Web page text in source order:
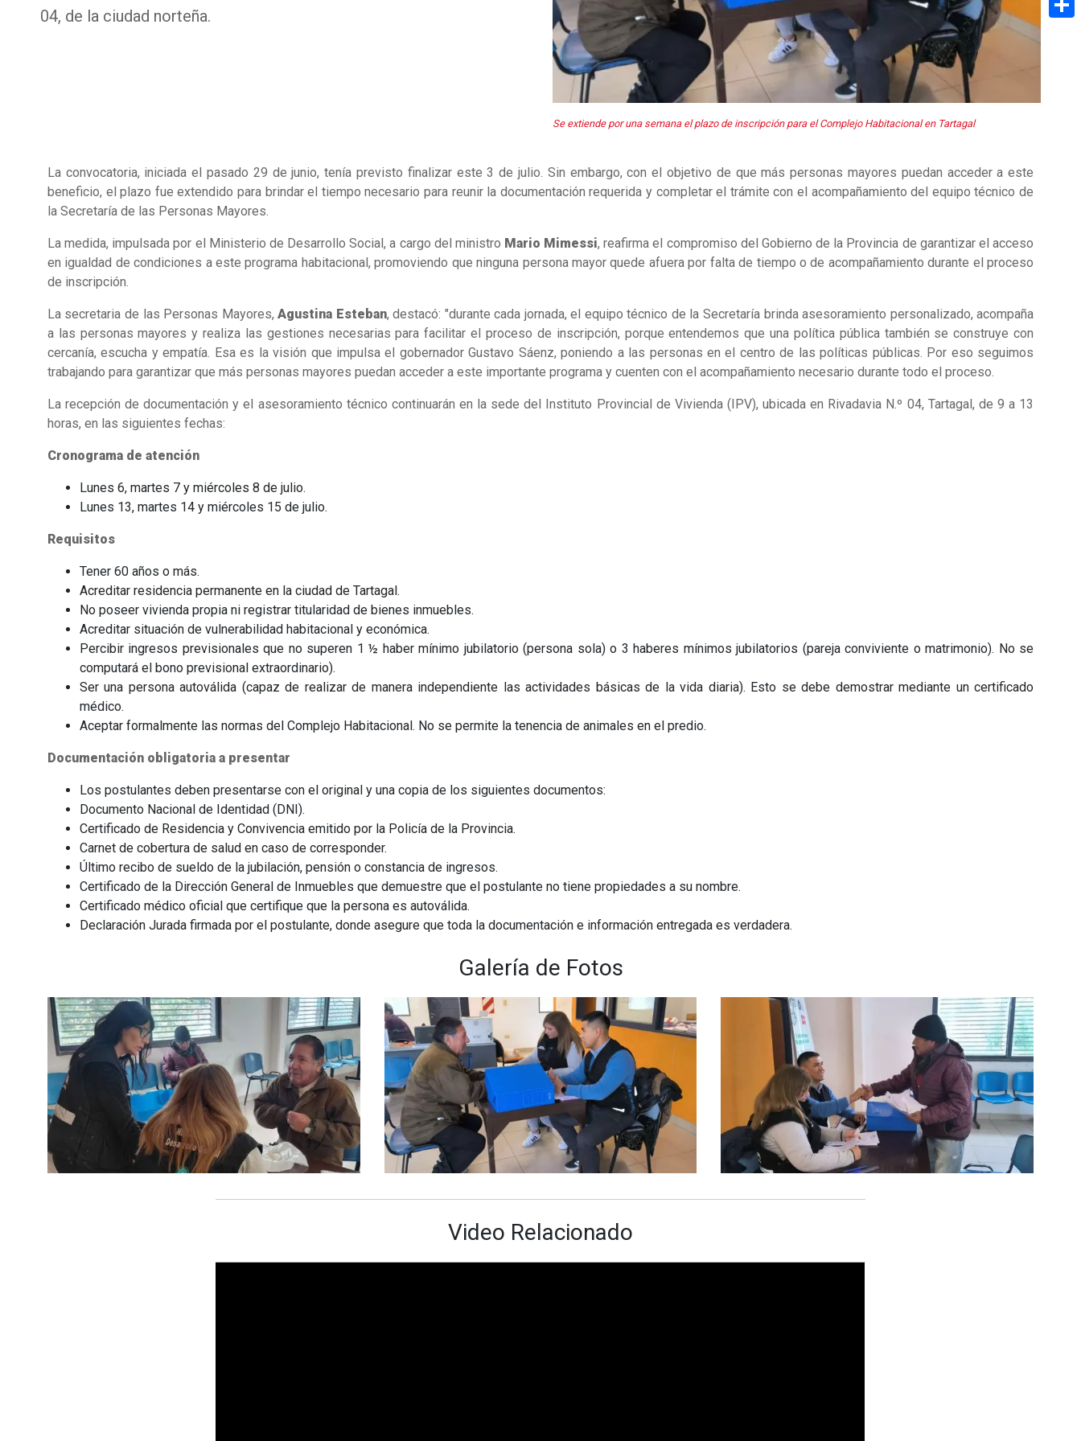
04, de la ciudad norteña.
Se extiende por una semana el plazo de inscripción para el Complejo Habitacional en Tartagal
La convocatoria, iniciada el pasado 29 de junio, tenía previsto finalizar este 3 de julio. Sin embargo, con el objetivo de que más personas mayores puedan acceder a este
beneficio, el plazo fue extendido para brindar el tiempo necesario para reunir la documentación requerida y completar el trámite con el acompañamiento del equipo técnico de
la Secretaría de las Personas Mayores.
La medida, impulsada por el Ministerio de Desarrollo Social, a cargo del ministro Mario Mimessi, reafirma el compromiso del Gobierno de la Provincia de garantizar el acceso
en igualdad de condiciones a este programa habitacional, promoviendo que ninguna persona mayor quede afuera por falta de tiempo o de acompañamiento durante el proceso
de inscripción.
La secretaria de las Personas Mayores,Agustina Esteban, destacó: "durante cada jornada, el equipo técnico de la Secretaría brinda asesoramiento personalizado, acompaña
a las personas mayores y realiza las gestiones necesarias para facilitar el proceso de inscripción, porque entendemos que una política pública también se construye con
cercanía, escucha y empatía. Esa es la visión que impulsa el gobernador Gustavo Sáenz, poniendo a las personas en el centro de las políticas públicas. Por eso seguimos
trabajando para garantizar que más personas mayores puedan acceder a este importante programa y cuenten con el acompañamiento necesario durante todo el proceso.
La recepción de documentación y el asesoramiento técnico continuarán en la sede del Instituto Provincial de Vivienda (IPV), ubicada en Rivadavia N.º 04, Tartagal, de 9 a 13
horas, en las siguientes fechas:
Cronograma de atención
Lunes 6, martes 7 y miércoles 8 de julio.
Lunes 13, martes 14 y miércoles 15 de julio.
Requisitos
Tener 60 años o más.
Acreditar residencia permanente en la ciudad de Tartagal.
No poseer vivienda propia ni registrar titularidad de bienes inmuebles.
Acreditar situación de vulnerabilidad habitacional y económica.
Percibir ingresos previsionales que no superen 1 ½ haber mínimo jubilatorio (persona sola) o 3 haberes mínimos jubilatorios (pareja conviviente o matrimonio). No se
computará el bono previsional extraordinario).
Ser una persona autoválida (capaz de realizar de manera independiente las actividades básicas de la vida diaria). Esto se debe demostrar mediante un certificado
médico.
Aceptar formalmente las normas del Complejo Habitacional. No se permite la tenencia de animales en el predio.
Documentación obligatoria a presentar
Los postulantes deben presentarse con el original y una copia de los siguientes documentos:
Documento Nacional de Identidad (DNI).
Certificado de Residencia y Convivencia emitido por la Policía de la Provincia.
Carnet de cobertura de salud en caso de corresponder.
Último recibo de sueldo de la jubilación, pensión o constancia de ingresos.
Certificado de la Dirección General de Inmuebles que demuestre que el postulante no tiene propiedades a su nombre.
Certificado médico oficial que certifique que la persona es autoválida.
Declaración Jurada firmada por el postulante, donde asegure que toda la documentación e información entregada es verdadera.
Galería de Fotos
Video Relacionado